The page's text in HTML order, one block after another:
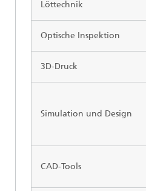
Löttechnik
Optische Inspektion
3D-Druck
Simulation und Design
CAD-Tools